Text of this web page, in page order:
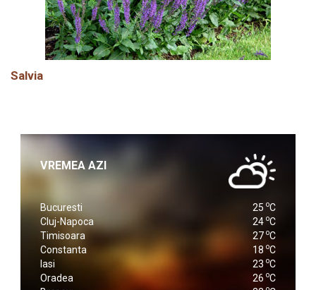
Salvia
VREMEA AZI
Bucuresti 25 oC
Cluj-Napoca
24 oC
Timisoara
27 oC
Constanta
18 oC
Iasi
23 oC
Oradea
26 oC